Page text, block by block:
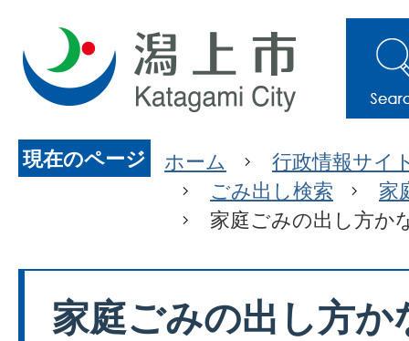
現在のページ ホーム
行政情報サイ
ごみ出し検索
家
家庭ごみの出し方か
家庭ごみの出し方か